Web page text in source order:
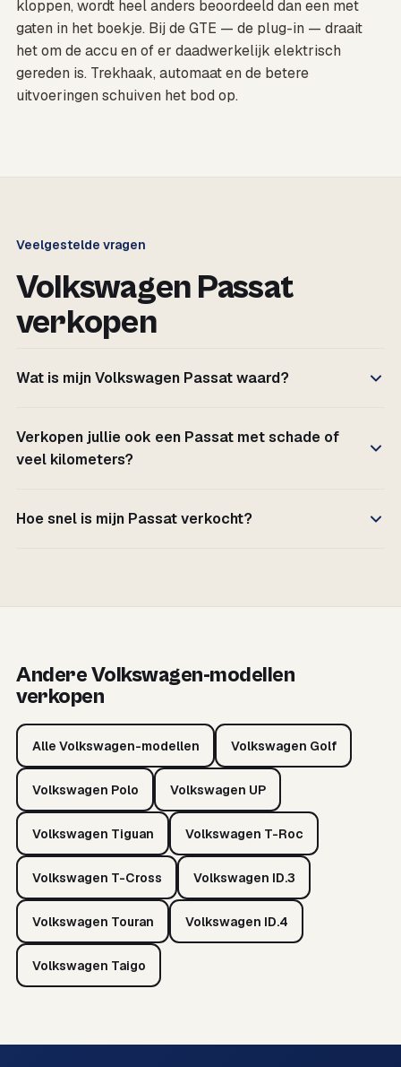
kloppen, wordt heel anders beoordeeld dan een met
gaten in het boekje. Bij de GTE — de plug-in — draait
het om de accu en of er daadwerkelijk elektrisch
gereden is. Trekhaak, automaat en de betere
uitvoeringen schuiven het bod op.
Veelgestelde vragen
Volkswagen Passat
verkopen
Wat is mijn Volkswagen Passat waard?
Verkopen jullie ook een Passat met schade of
veel kilometers?
Hoe snel is mijn Passat verkocht?
Andere Volkswagen-modellen
verkopen
Alle Volkswagen-modellen Volkswagen Golf
Volkswagen Polo Volkswagen UP
Volkswagen Tiguan Volkswagen T-Roc
Volkswagen T-Cross Volkswagen ID.3
Volkswagen Touran Volkswagen ID.4
Volkswagen Taigo